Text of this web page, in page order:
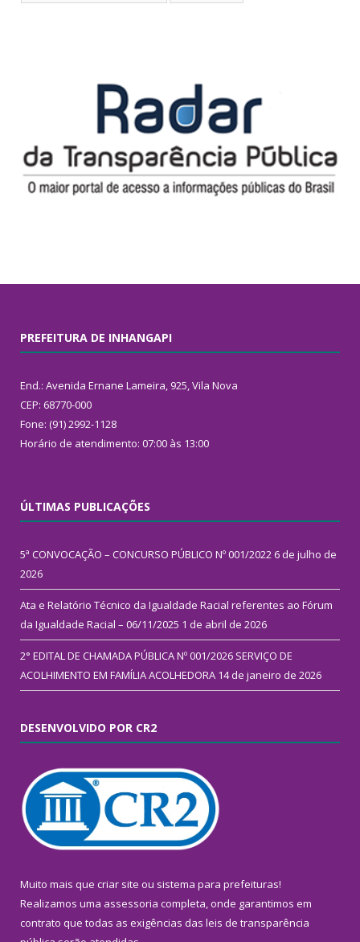
PREFEITURA DE INHANGAPI
End.: Avenida Ernane Lameira, 925, Vila Nova
CEP: 68770-000
Fone: (91) 2992-1128
Horário de atendimento: 07:00 às 13:00
ÚLTIMAS PUBLICAÇÕES
5ª CONVOCAÇÃO – CONCURSO PÚBLICO Nº 001/2022 6 de julho de
2026
Ata e Relatório Técnico da Igualdade Racial referentes ao Fórum
da Igualdade Racial – 06/11/2025 1 de abril de 2026
2° EDITAL DE CHAMADA PÚBLICA Nº 001/2026 SERVIÇO DE
ACOLHIMENTO EM FAMÍLIA ACOLHEDORA 14 de janeiro de 2026
DESENVOLVIDO POR CR2
Muito mais que criar site ou sistema para prefeituras!
Realizamos uma assessoria completa, onde garantimos em
contrato que todas as exigências das leis de transparência